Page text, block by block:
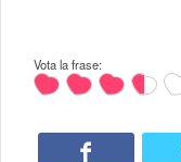
Vota la frase: